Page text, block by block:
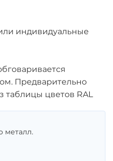
индивидуальные
Предварительно
таблицы цветов RAL
металл.